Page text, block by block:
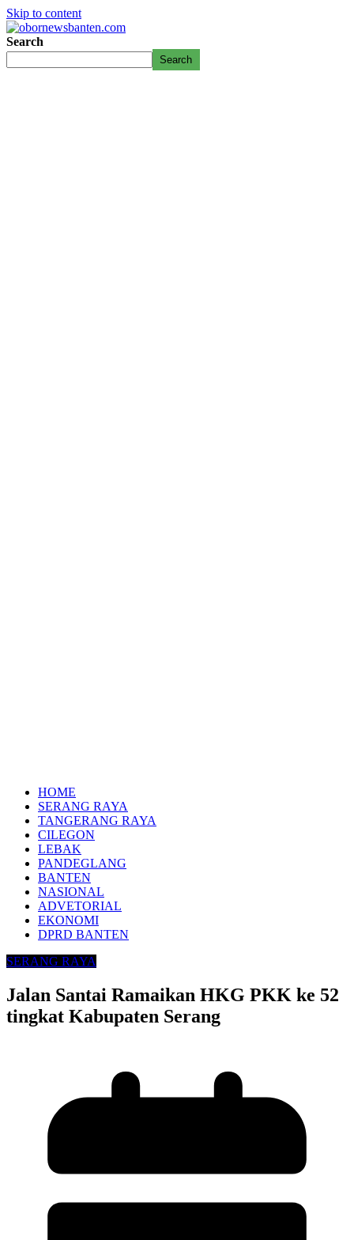
Skip to content
Search
Search
HOME
SERANG RAYA
TANGERANG RAYA
CILEGON
LEBAK
PANDEGLANG
BANTEN
NASIONAL
ADVETORIAL
EKONOMI
DPRD BANTEN
SERANG RAYA
Jalan Santai Ramaikan HKG PKK ke 52
tingkat Kabupaten Serang